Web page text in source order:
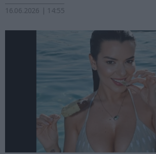
16.06.2026 | 14:55